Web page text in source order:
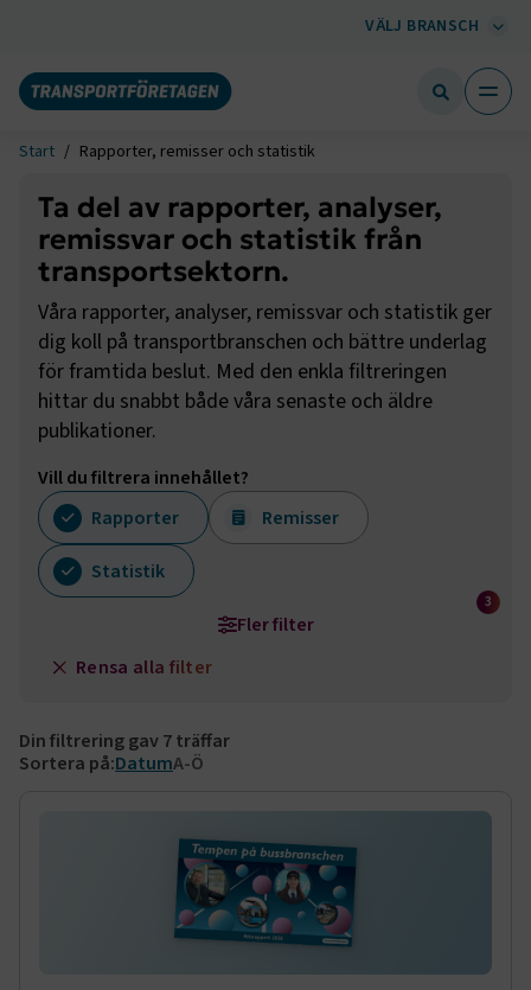
VÄLJ BRANSCH
Start Rapporter, remisser och statistik
Ta del av rapporter, analyser,
remissvar och statistik från
transportsektorn.
Våra rapporter, analyser, remissvar och statistik ger
dig koll på transportbranschen och bättre underlag
för framtida beslut. Med den enkla filtreringen
hittar du snabbt både våra senaste och äldre
publikationer.
Vill du filtrera innehållet?
Rapporter
Remisser
Statistik
Fler filter
3
Välj bransch
Kompetensförsörjning
Datumintervall
Från datum
Rensa alla filter
Din filtrering gav7träffar
Sortera på:DatumA-Ö